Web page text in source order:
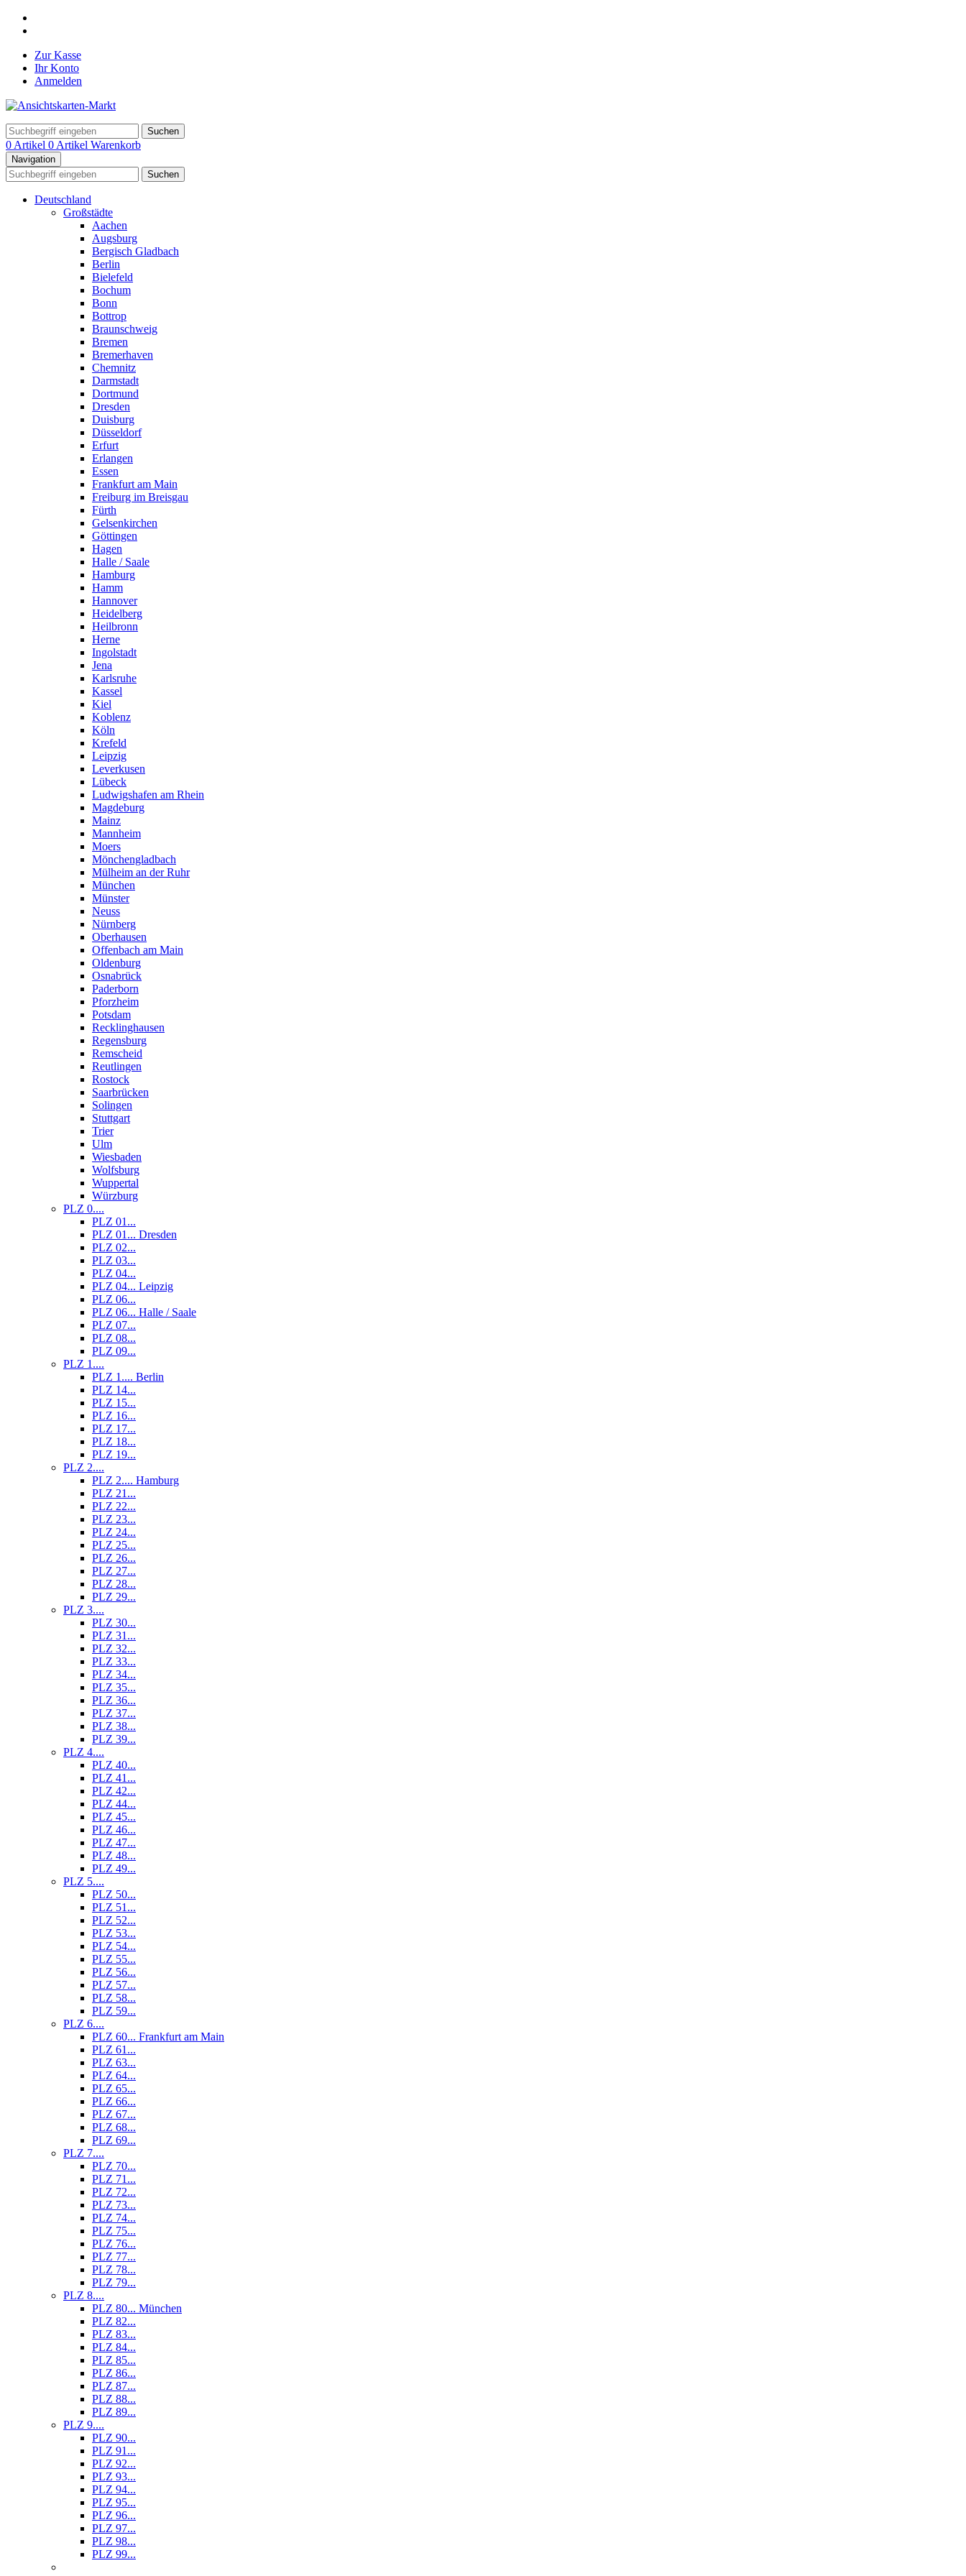
Zur Kasse
Ihr Konto
Anmelden
Suchen
0 Artikel 0 Artikel Warenkorb
Navigation
Suchen
Deutschland
Großstädte
Aachen
Augsburg
Bergisch Gladbach
Berlin
Bielefeld
Bochum
Bonn
Bottrop
Braunschweig
Bremen
Bremerhaven
Chemnitz
Darmstadt
Dortmund
Dresden
Duisburg
Düsseldorf
Erfurt
Erlangen
Essen
Frankfurt am Main
Freiburg im Breisgau
Fürth
Gelsenkirchen
Göttingen
Hagen
Halle / Saale
Hamburg
Hamm
Hannover
Heidelberg
Heilbronn
Herne
Ingolstadt
Jena
Karlsruhe
Kassel
Kiel
Koblenz
Köln
Krefeld
Leipzig
Leverkusen
Lübeck
Ludwigshafen am Rhein
Magdeburg
Mainz
Mannheim
Moers
Mönchengladbach
Mülheim an der Ruhr
München
Münster
Neuss
Nürnberg
Oberhausen
Offenbach am Main
Oldenburg
Osnabrück
Paderborn
Pforzheim
Potsdam
Recklinghausen
Regensburg
Remscheid
Reutlingen
Rostock
Saarbrücken
Solingen
Stuttgart
Trier
Ulm
Wiesbaden
Wolfsburg
Wuppertal
Würzburg
PLZ 0....
PLZ 01...
PLZ 01... Dresden
PLZ 02...
PLZ 03...
PLZ 04...
PLZ 04... Leipzig
PLZ 06...
PLZ 06... Halle / Saale
PLZ 07...
PLZ 08...
PLZ 09...
PLZ 1....
PLZ 1.... Berlin
PLZ 14...
PLZ 15...
PLZ 16...
PLZ 17...
PLZ 18...
PLZ 19...
PLZ 2....
PLZ 2.... Hamburg
PLZ 21...
PLZ 22...
PLZ 23...
PLZ 24...
PLZ 25...
PLZ 26...
PLZ 27...
PLZ 28...
PLZ 29...
PLZ 3....
PLZ 30...
PLZ 31...
PLZ 32...
PLZ 33...
PLZ 34...
PLZ 35...
PLZ 36...
PLZ 37...
PLZ 38...
PLZ 39...
PLZ 4....
PLZ 40...
PLZ 41...
PLZ 42...
PLZ 44...
PLZ 45...
PLZ 46...
PLZ 47...
PLZ 48...
PLZ 49...
PLZ 5....
PLZ 50...
PLZ 51...
PLZ 52...
PLZ 53...
PLZ 54...
PLZ 55...
PLZ 56...
PLZ 57...
PLZ 58...
PLZ 59...
PLZ 6....
PLZ 60... Frankfurt am Main
PLZ 61...
PLZ 63...
PLZ 64...
PLZ 65...
PLZ 66...
PLZ 67...
PLZ 68...
PLZ 69...
PLZ 7....
PLZ 70...
PLZ 71...
PLZ 72...
PLZ 73...
PLZ 74...
PLZ 75...
PLZ 76...
PLZ 77...
PLZ 78...
PLZ 79...
PLZ 8....
PLZ 80... München
PLZ 82...
PLZ 83...
PLZ 84...
PLZ 85...
PLZ 86...
PLZ 87...
PLZ 88...
PLZ 89...
PLZ 9....
PLZ 90...
PLZ 91...
PLZ 92...
PLZ 93...
PLZ 94...
PLZ 95...
PLZ 96...
PLZ 97...
PLZ 98...
PLZ 99...